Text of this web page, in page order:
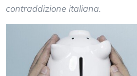
contraddizione italiana.